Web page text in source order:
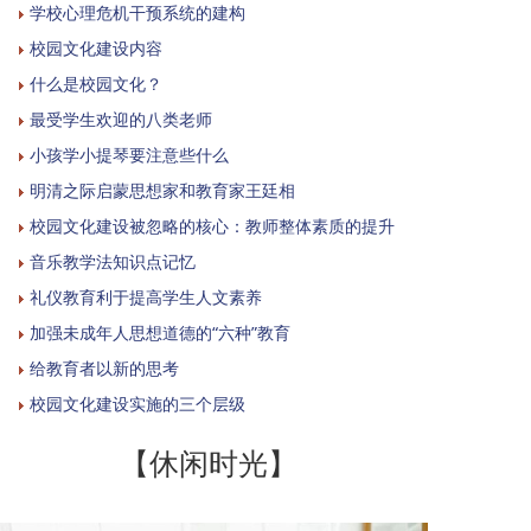
学校心理危机干预系统的建构
校园文化建设内容
什么是校园文化？
最受学生欢迎的八类老师
小孩学小提琴要注意些什么
明清之际启蒙思想家和教育家王廷相
校园文化建设被忽略的核心：教师整体素质的提升
音乐教学法知识点记忆
礼仪教育利于提高学生人文素养
加强未成年人思想道德的“六种”教育
给教育者以新的思考
校园文化建设实施的三个层级
【休闲时光】